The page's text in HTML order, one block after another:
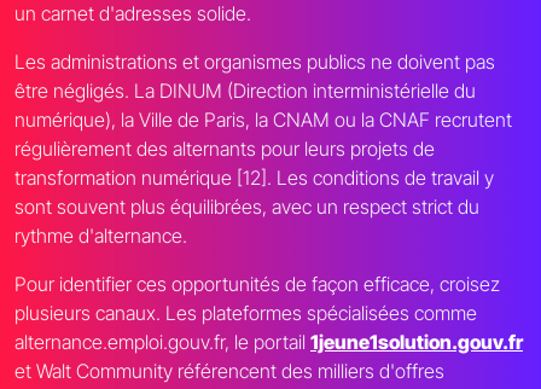
un carnet d'adresses solide.
Les administrations et organismes publics ne doivent pas
être négligés. La DINUM (Direction interministérielle du
numérique), la Ville de Paris, la CNAM ou la CNAF recrutent
régulièrement des alternants pour leurs projets de
transformation numérique [12]. Les conditions de travail y
sont souvent plus équilibrées, avec un respect strict du
rythme d'alternance.
Pour identifier ces opportunités de façon efficace, croisez
plusieurs canaux. Les plateformes spécialisées comme
alternance.emploi.gouv.fr, le portail 1jeune1solution.gouv.fr
et Walt Community référencent des milliers d'offres